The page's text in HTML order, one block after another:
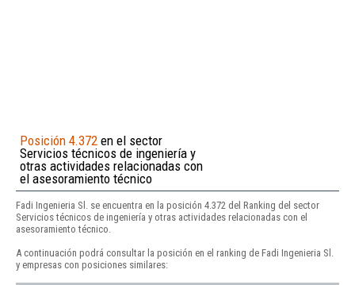
Posición 4.372 en el sector
Servicios técnicos de ingeniería y
otras actividades relacionadas con
el asesoramiento técnico
Fadi Ingenieria Sl. se encuentra en la posición 4.372 del Ranking del sector
Servicios técnicos de ingeniería y otras actividades relacionadas con el
asesoramiento técnico.
A continuación podrá consultar la posición en el ranking de Fadi Ingenieria Sl.
y empresas con posiciones similares: